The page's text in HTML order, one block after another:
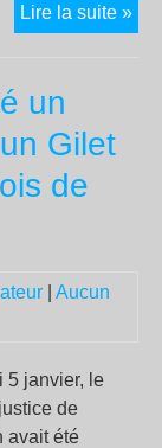
Lire la suite »«
la
un
Gilet
de
Aucun
5 janvier, le
de
avait été